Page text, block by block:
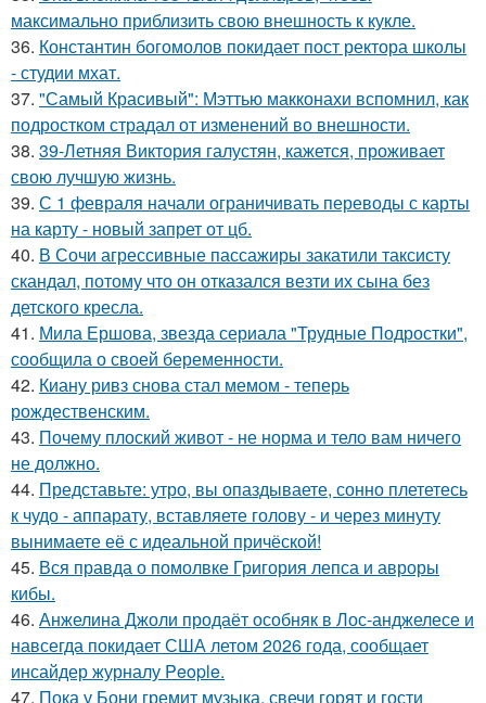
максимально приблизить свою внешность к кукле.
36. Константин богомолов покидает пост ректора школы
- студии мхат.
37. "Самый Красивый": Мэттью макконахи вспомнил, как
подростком страдал от изменений во внешности.
38. 39-Летняя Виктория галустян, кажется, проживает
свою лучшую жизнь.
39. С 1 февраля начали ограничивать переводы с карты
на карту - новый запрет от цб.
40. В Сочи агрессивные пассажиры закатили таксисту
скандал, потому что он отказался везти их сына без
детского кресла.
41. Мила Ершова, звезда сериала "Трудные Подростки",
сообщила о своей беременности.
42. Киану ривз снова стал мемом - теперь
рождественским.
43. Почему плоский живот - не норма и тело вам ничего
не должно.
44. Представьте: утро, вы опаздываете, сонно плететесь
к чудо - аппарату, вставляете голову - и через минуту
вынимаете её с идеальной причёской!
45. Вся правда о помолвке Григория лепса и авроры
кибы.
46. Анжелина Джоли продаёт особняк в Лос-анджелесе и
навсегда покидает США летом 2026 года, сообщает
инсайдер журналу People.
47. Пока у Бони гремит музыка, свечи горят и гости